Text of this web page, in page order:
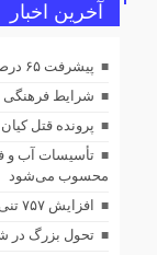
آخرین اخبار
پیشرفت ۶۵ درصدی زائر سرای ایلامیان در مشهد مقدس
شرایط فرهنگی
پرونده قتل کیان ۹ ساله / رئیس قوه قضائیه شخصاً ورود کند
تأسیسات آب و
محسوب می‌شود
افزایش ۷۵۷ تنی توزیع کودهای شیمیایی یارانه‌ای در ایلام
تحول بزرگ در